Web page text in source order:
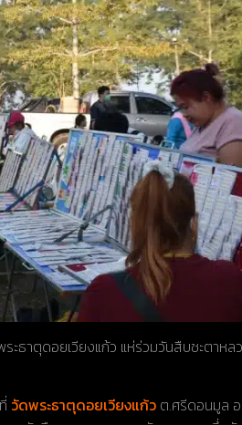
ะธาตุดอยเวียงแก้ว แห่ร่วมวันสืบชะตาห
วัดพระธาตุดอยเวียงแก้ว ต.ศรีดอนมูล อ